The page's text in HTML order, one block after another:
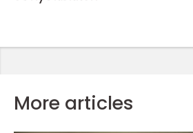
More articles